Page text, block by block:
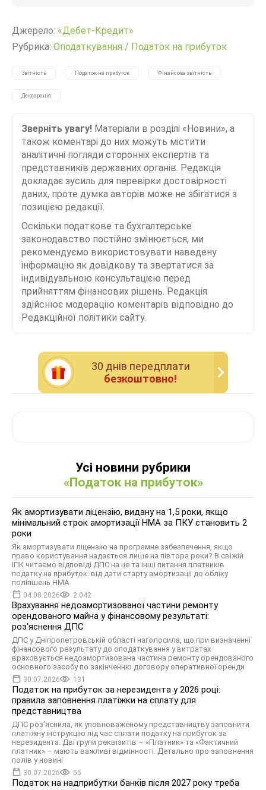
Джерело: «Дебет-Кредит»
Рубрика: Оподаткування / Податок на прибуток
Звітність Податок на прибуток Фінансова звітність
Декларація
Зверніть увагу! Матеріали в розділі «Новини», а
також коментарі до них можуть містити
аналітичні погляди сторонніх експертів та
представників державних органів. Редакція
докладає зусиль для перевірки достовірності
даних, проте думка авторів може не збігатися з
позицією редакції.
Оскільки податкове та бухгалтерське
законодавство постійно змінюється, ми
рекомендуємо використовувати наведену
інформацію як довідкову та звертатися за
індивідуальною консультацією перед
прийняттям фінансових рішень. Редакція
здійснює модерацію коментарів відповідно до
Редакційної політики сайту.
30 днiв передплати
безкоштовно!
Усі новини рубрики
«Податок на прибуток»
Як амортизувати ліцензію, видану на 1,5 роки, якщо
мінімальний строк амортизації НМА за ПКУ становить 2
роки
Як амортизувати ліцензію на програмне забезпечення, якщо
право користування надається лише на півтора роки? В свіжій
ІПК читаємо відповіді ДПС на це та інші питання платників
податку на прибуток: від дати старту амортизації до обліку
поліпшень НМА
04.08.2026 2 042
Врахування недоамортизованої частини ремонту
орендованого майна у фінансовому результаті:
роз'яснення ДПС
ДПС у Дніпропетровській області наголосила, що при визначенні
фінансового результату до оподаткування у витратах
враховується недоамортизована частина ремонту орендованого
основного засобу по закінченню договору оперативної оренди
30.07.2026 131
Податок на прибуток за нерезидента у 2026 році:
правила заповнення платіжки на сплату для
представництва
ДПС роз'яснила, як уповноваженому представництву заповнити
платіжну інструкцію під час сплати податку на прибуток за
нерезидента. Дві групи реквізитів – «Платник» та «Фактичний
платник» – мають важливі відмінності. Детально про заповнення
полів у новині
30.07.2026 55
Податок на надприбутки банків після 2027 року треба